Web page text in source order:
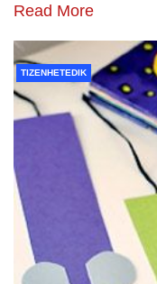
Read More
TIZENHETEDIK